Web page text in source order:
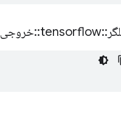
::
tensorflow
::خروجی